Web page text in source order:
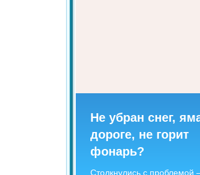
Не убран снег,
дороге, не горит
фонарь?
Столкнулись с проблемой